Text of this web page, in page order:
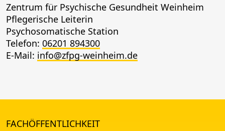
Zentrum für Psychische Gesundheit Weinheim
Pflegerische Leiterin
Psychosomatische Station
Telefon: 06201 894300
E-Mail: info@zfpg-weinheim.de
FACHÖFFENTLICHKEIT